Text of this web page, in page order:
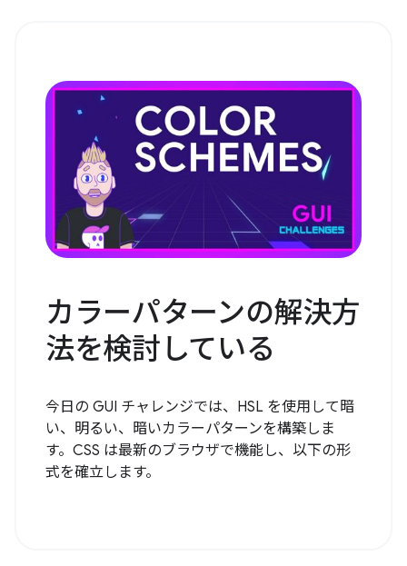
カラーパターンの解決方
法を検討している
今日の GUI チャレンジでは、HSL を使用して暗
い、明るい、暗いカラーパターンを構築しま
す。CSS は最新のブラウザで機能し、以下の形
式を確立します。